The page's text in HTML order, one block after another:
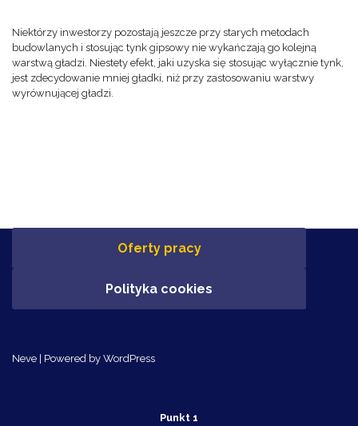
Niektórzy inwestorzy pozostają jeszcze przy starych metodach
budowlanych i stosując tynk gipsowy nie wykańczają go kolejną
warstwą gładzi. Niestety efekt, jaki uzyska się stosując wyłącznie tynk,
jest zdecydowanie mniej gładki, niż przy zastosowaniu warstwy
wyrównującej gładzi.
Oferty pracy
Polityka cookies
Neve | Powered by WordPress
Punkt 1